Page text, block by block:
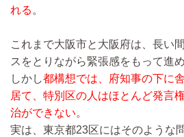
れる。
これまで大阪市と大阪府は、長い
スをとりながら緊張感をもって進め
しかし都構想では、府知事の下に
居て、特別区の人はほとんど発言
治ができない。
実は、東京都23区にはそのような